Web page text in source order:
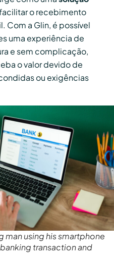
o recebimento
Com a Glin, é possível
uma experiência de
e sem complicação,
o valor devido de
ou exigências
man using his smartphone
transaction and